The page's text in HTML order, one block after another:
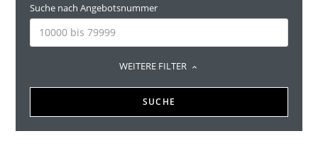
Suche nach Angebotsnummer
WEITERE FILTER
SUCHE